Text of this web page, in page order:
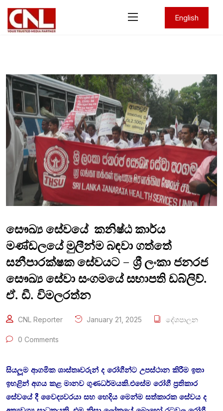
English
සෞඛ්‍ය සේවයේ කනිෂ්ඨ කාර්ය
මණ්ඩලයේ මුලීන්ම බඳවා ගත්තේ
සනීපාරක්ෂක සේවයට – ශ්‍රී ලංකා ජනරජ
සෞඛ්‍ය සේවා සංගමයේ සභාපති ඩබ්ලිව්.
ඒ. ඩී. විමලරත්න
CNL Reporter January 21, 2025 දේශපාලන
0 Comments
සියලූම ආගමික ශාස්තෘවරුන් ද රෝගීන්ට උපස්ථාන කිරීම ඉතා
ඉහළින් අගය කළ මානව ගුණධර්මයකි.එසේම රෝගී ප්‍රතිකාර
සේවයේ දී වෛද්‍යවරයා සහ හෙදිය මෙන්ම සත්කාරක සේවය ද